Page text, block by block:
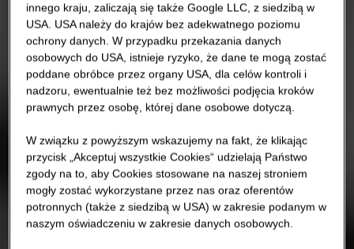
innego kraju, zaliczają się także Google LLC, z siedzibą w
USA. USA należy do krajów bez adekwatnego poziomu
ochrony danych. W przypadku przekazania danych
osobowych do USA, istnieje ryzyko, że dane te mogą zostać
poddane obróbce przez organy USA, dla celów kontroli i
nadzoru, ewentualnie też bez możliwości podjęcia kroków
prawnych przez osobę, której dane osobowe dotyczą.
W związku z powyższym wskazujemy na fakt, że klikając
przycisk „Akceptuj wszystkie Cookies“ udzielają Państwo
zgody na to, aby Cookies stosowane na naszej stroniem
mogły zostać wykorzystane przez nas oraz oferentów
potronnych (także z siedzibą w USA) w zakresie podanym w
naszym oświadczeniu w zakresie danych osobowych.